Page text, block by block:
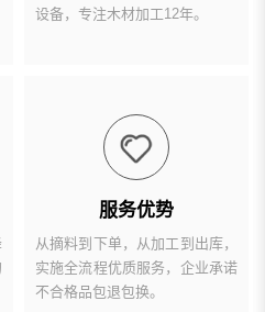
设备，专注木材加工12年。
服务优势
从摘料到下单，从加工到出库，
实施全流程优质服务，企业承诺
不合格品包退包换。